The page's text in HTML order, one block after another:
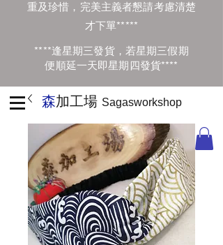
重及珍惜，完美主義者懇請考慮清楚
才下單*****
****逢星期三發貨，若星期三假期
便順延一天即星期四發貨****
森加工場 Sagasworkshop